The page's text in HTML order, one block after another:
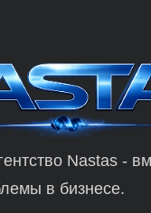
Nastas -
в бизнесе.